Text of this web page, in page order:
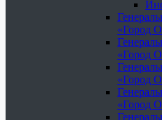
«Город
«Город
«Город
«Город